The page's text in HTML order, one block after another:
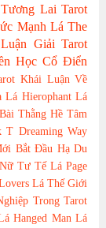
Lai Tarot
Mạnh Lá The
Giải Tarot
Học Cổ Điển
Khái Luận Về
Lá Hierophant Lá
Thằng Hề Tâm
T Dreaming Way
Bắt Đầu Hạ Du
Tư Tế Lá Page
Lá Thế Giới
Trong Tarot
Hanged Man Lá